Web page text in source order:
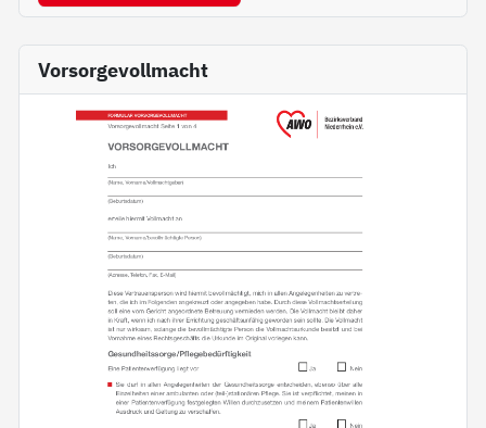
Vorsorgevollmacht